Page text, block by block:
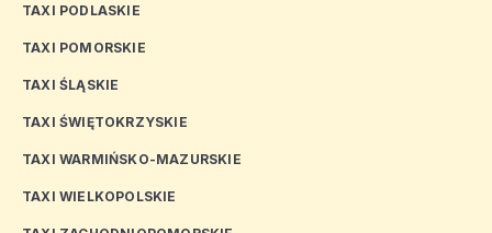
TAXI PODLASKIE
TAXI POMORSKIE
TAXI ŚLĄSKIE
TAXI ŚWIĘTOKRZYSKIE
TAXI WARMIŃSKO-MAZURSKIE
TAXI WIELKOPOLSKIE